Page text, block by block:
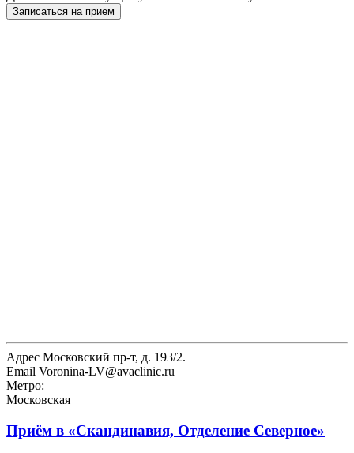
Записаться на прием
Адрес Московский пр-т, д. 193/2.
Email Voronina-LV@avaclinic.ru
Метро:
Московская
Приём в «Скандинавия, Отделение Северное»